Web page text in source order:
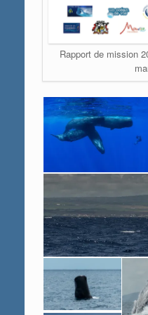
Rapport de mission